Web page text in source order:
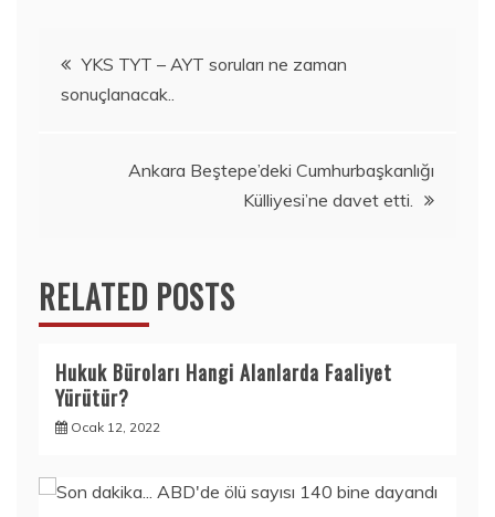
Yazı
gezinmesi
YKS TYT – AYT soruları ne zaman
sonuçlanacak..
Ankara Beştepe’deki Cumhurbaşkanlığı
Külliyesi’ne davet etti.
RELATED POSTS
Hukuk Büroları Hangi Alanlarda Faaliyet
Yürütür?
Ocak 12, 2022